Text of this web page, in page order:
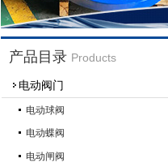
产品目录 Products
电动阀门
电动球阀
电动蝶阀
电动闸阀